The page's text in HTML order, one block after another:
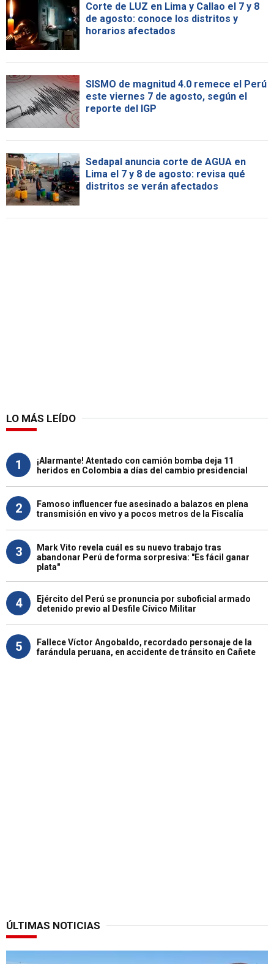
Corte de LUZ en Lima y Callao el 7 y 8
de agosto: conoce los distritos y
horarios afectados
SISMO de magnitud 4.0 remece el Perú
este viernes 7 de agosto, según el
reporte del IGP
Sedapal anuncia corte de AGUA en
Lima el 7 y 8 de agosto: revisa qué
distritos se verán afectados
LO MÁS LEÍDO
1
¡Alarmante! Atentado con camión bomba deja 11
heridos en Colombia a días del cambio presidencial
2
Famoso influencer fue asesinado a balazos en plena
transmisión en vivo y a pocos metros de la Fiscalía
3
Mark Vito revela cuál es su nuevo trabajo tras
abandonar Perú de forma sorpresiva: "Es fácil ganar
plata"
4
Ejército del Perú se pronuncia por suboficial armado
detenido previo al Desfile Cívico Militar
5
Fallece Víctor Angobaldo, recordado personaje de la
farándula peruana, en accidente de tránsito en Cañete
ÚLTIMAS NOTICIAS